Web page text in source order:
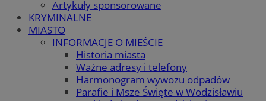
Artykuły sponsorowane
KRYMINALNE
MIASTO
INFORMACJE O MIEŚCIE
Historia miasta
Ważne adresy i telefony
Harmonogram wywozu odpadów
Parafie i Msze Święte w Wodzisławiu